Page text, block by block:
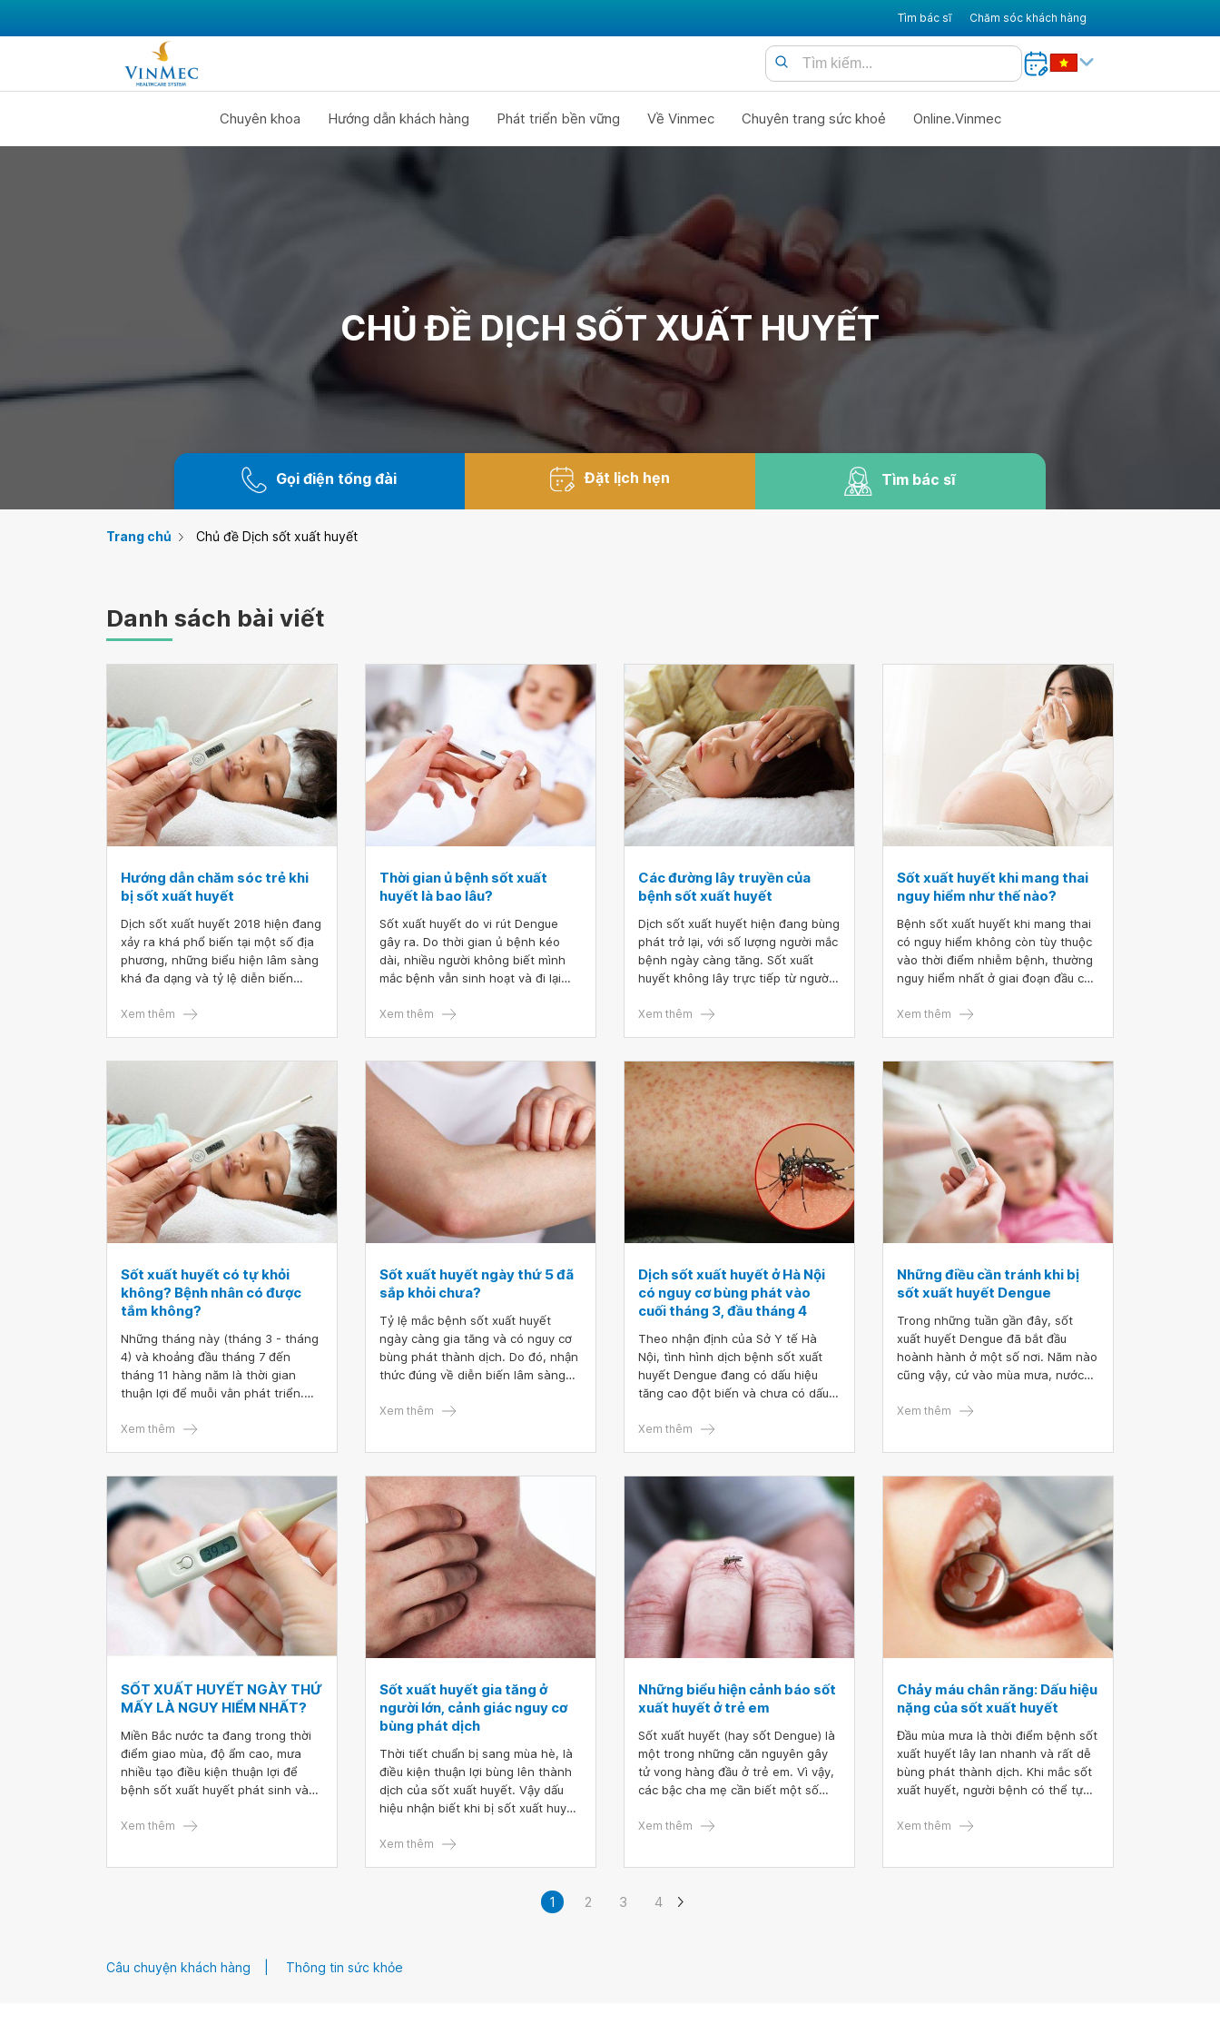
Tìm bác sĩ Chăm sóc khách hàng
Chuyên khoa Hướng dẫn khách hàng Phát triển bền vững Về Vinmec Chuyên trang sức khoẻ Online.Vinmec
CHỦ ĐỀ DỊCH SỐT XUẤT HUYẾT
Gọi điện tổng đài Đặt lịch hẹn Tìm bác sĩ
Trang chủ Chủ đề Dịch sốt xuất huyết
Danh sách bài viết
Hướng dẫn chăm sóc trẻ khi
bị sốt xuất huyết
Dịch sốt xuất huyết 2018 hiện đang
xảy ra khá phổ biến tại một số địa
phương, những biểu hiện lâm sàng
khá đa dạng và tỷ lệ diễn biến
người chăm trẻ biết cách chăm sóc
tại bệnh viện Vinmec Times City
Xem thêm
Thời gian ủ bệnh sốt xuất
huyết là bao lâu?
Sốt xuất huyết do vi rút Dengue
gây ra. Do thời gian ủ bệnh kéo
dài, nhiều người không biết mình
mắc bệnh vẫn sinh hoạt và đi lại
rút Dengue từ khu vực này sang
gian ủ bệnh sốt xuất huyết là bao
lâu? Sốt xuất huyết có nguy hiểm
không? Cần lưu ý gì khi bị sốt xuất
Xem thêm
Các đường lây truyền của
bệnh sốt xuất huyết
Dịch sốt xuất huyết hiện đang bùng
phát trở lại, với số lượng người mắc
bệnh ngày càng tăng. Sốt xuất
huyết không lây trực tiếp từ người
hô hấp. Khi sống trong vùng dịch
động phòng tránh bệnh hãy cùng
tìm hiểu bệnh sốt xuất huyết là gì,
lây truyền qua những đường nào?
Xem thêm
Sốt xuất huyết khi mang thai
nguy hiểm như thế nào?
Bệnh sốt xuất huyết khi mang thai
có nguy hiểm không còn tùy thuộc
vào thời điểm nhiễm bệnh, thường
nguy hiểm nhất ở giai đoạn đầu của
trước khi lâm bồn. Một số trường
dẫn đến rối loạn đông máu, nguy
kịch cho cả mẹ và thai nhi.
Xem thêm
Sốt xuất huyết có tự khỏi
không? Bệnh nhân có được
tắm không?
Những tháng này (tháng 3 - tháng
4) và khoảng đầu tháng 7 đến
tháng 11 hàng năm là thời gian
thuận lợi để muỗi vằn phát triển.
xuất hiện từ lâu, đến nay cũng
rõ về bệnh này. Rất nhiều câu hỏi
về bệnh như sốt xuất huyết có thể
tự khỏi không, sốt xuất huyết có
được tắm không,..Bài viết dưới đây
sẽ giúp bạn trang bị kiến thức về
căn bệnh này
Xem thêm
Sốt xuất huyết ngày thứ 5 đã
sắp khỏi chưa?
Tỷ lệ mắc bệnh sốt xuất huyết
ngày càng gia tăng và có nguy cơ
bùng phát thành dịch. Do đó, nhận
thức đúng về diễn biến lâm sàng
bệnh nguy hiểm nhất giúp chúng ta
Xem thêm
Dịch sốt xuất huyết ở Hà Nội
có nguy cơ bùng phát vào
cuối tháng 3, đầu tháng 4
Theo nhận định của Sở Y tế Hà
Nội, tình hình dịch bệnh sốt xuất
huyết Dengue đang có dấu hiệu
tăng cao đột biến và chưa có dấu
sốt xuất huyết bùng phát từ
số ca mắc sốt xuất huyết Dengue
Xem thêm
Những điều cần tránh khi bị
sốt xuất huyết Dengue
Trong những tuần gần đây, sốt
xuất huyết Dengue đã bắt đầu
hoành hành ở một số nơi. Năm nào
cũng vậy, cứ vào mùa mưa, nước
bùng phát, đe dọa sức khỏe toàn
Xem thêm
SỐT XUẤT HUYẾT NGÀY THỨ
MẤY LÀ NGUY HIỂM NHẤT?
Miền Bắc nước ta đang trong thời
điểm giao mùa, độ ẩm cao, mưa
nhiều tạo điều kiện thuận lợi để
bệnh sốt xuất huyết phát sinh và
hiểm. Sốt xuất huyết có thời gian ủ
Xem thêm
Sốt xuất huyết gia tăng ở
người lớn, cảnh giác nguy cơ
bùng phát dịch
Thời tiết chuẩn bị sang mùa hè, là
điều kiện thuận lợi bùng lên thành
dịch của sốt xuất huyết. Vậy dấu
hiệu nhận biết khi bị sốt xuất huyết
phòng tránh sốt xuất huyết, chúng
Xem thêm
Những biểu hiện cảnh báo sốt
xuất huyết ở trẻ em
Sốt xuất huyết (hay sốt Dengue) là
một trong những căn nguyên gây
tử vong hàng đầu ở trẻ em. Vì vậy,
các bậc cha mẹ cần biết một số
để kịp thời phát hiện, đưa trẻ đi
Xem thêm
Chảy máu chân răng: Dấu hiệu
nặng của sốt xuất huyết
Đầu mùa mưa là thời điểm bệnh sốt
xuất huyết lây lan nhanh và rất dễ
bùng phát thành dịch. Khi mắc sốt
xuất huyết, người bệnh có thể tự
nếu có các dấu hiệu như chảy máu
Xem thêm
1 2 3 4
Câu chuyện khách hàng Thông tin sức khỏe